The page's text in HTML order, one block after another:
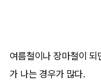
여름철이나 장마철이
가 나는 경우가 많다.